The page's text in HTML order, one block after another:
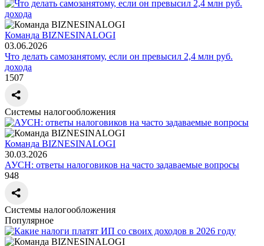
Команда BIZNESINALOGI
03.06.2026
Что делать самозанятому, если он превысил 2,4 млн руб.
дохода
1507
Системы налогообложения
Команда BIZNESINALOGI
30.03.2026
АУСН: ответы налоговиков на часто задаваемые вопросы
948
Системы налогообложения
Популярное